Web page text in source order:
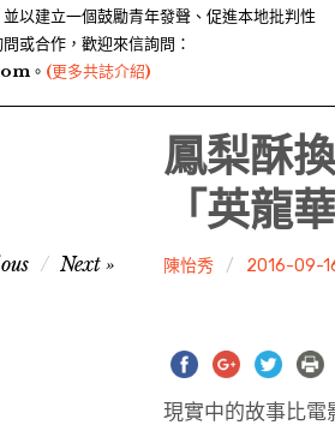
以建立一個鼓勵青年發聲、促進本地批判性
或合作，歡迎來信詢問：
。 (更多共誌介紹)
鳳梨酥
「英龍
陳怡秀 2016-09-
Next
現實中的故事比電